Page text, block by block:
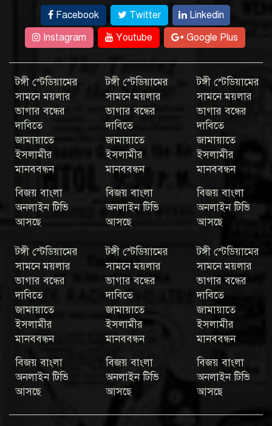
Facebook Twitter
Linkedin
Instagram
Youtube Google Plus
টঙ্গী স্টেডিয়ামের
সামনে ময়লার
ভাগার বন্ধের
দাবিতে
জামায়াতে
ইসলামীর
মানববন্ধন
বিজয় বাংলা
অনলাইন টিভি
আসছে
টঙ্গী স্টেডিয়ামের
সামনে ময়লার
ভাগার বন্ধের
দাবিতে
জামায়াতে
ইসলামীর
মানববন্ধন
বিজয় বাংলা
অনলাইন টিভি
আসছে
টঙ্গী স্টেডিয়ামের
সামনে ময়লার
ভাগার বন্ধের
দাবিতে
জামায়াতে
ইসলামীর
মানববন্ধন
বিজয় বাংলা
অনলাইন টিভি
আসছে
টঙ্গী স্টেডিয়ামের
সামনে ময়লার
ভাগার বন্ধের
দাবিতে
জামায়াতে
ইসলামীর
মানববন্ধন
বিজয় বাংলা
অনলাইন টিভি
আসছে
টঙ্গী স্টেডিয়ামের
সামনে ময়লার
ভাগার বন্ধের
দাবিতে
জামায়াতে
ইসলামীর
মানববন্ধন
বিজয় বাংলা
অনলাইন টিভি
আসছে
টঙ্গী স্টেডিয়ামের
সামনে ময়লার
ভাগার বন্ধের
দাবিতে
জামায়াতে
ইসলামীর
মানববন্ধন
বিজয় বাংলা
অনলাইন টিভি
আসছে